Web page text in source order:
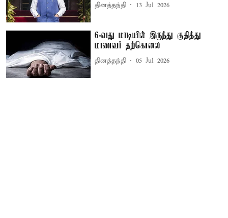
தினத்தந்தி 13 Jul 2026
6-வது மாடியில் இருந்து குதித்து
மாணவர் தற்கொலை
தினத்தந்தி 05 Jul 2026